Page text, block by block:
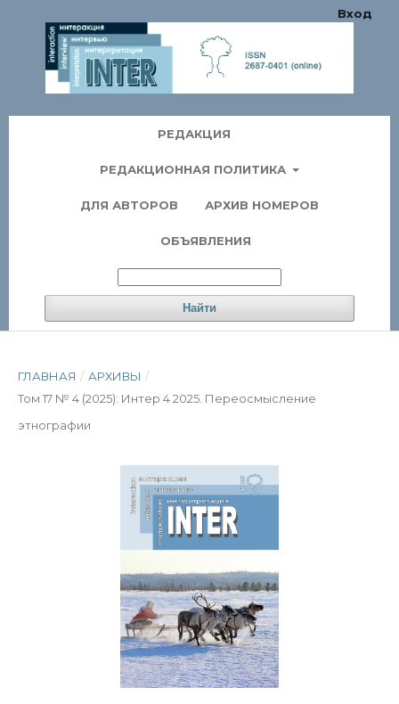
РЕДАКЦИЯ
РЕДАКЦИОННАЯ ПОЛИТИКА
ДЛЯ АВТОРОВ АРХИВ НОМЕРОВ
ОБЪЯВЛЕНИЯ
Найти
Вход
ГЛАВНАЯ / АРХИВЫ /
Том 17 № 4 (2025): Интер 4 2025. Переосмысление
этнографии